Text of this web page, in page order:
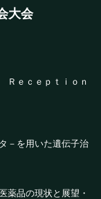
大会
ｃｅｐｔｉｏｎ
た遺伝子治
薬品の現状と展望・